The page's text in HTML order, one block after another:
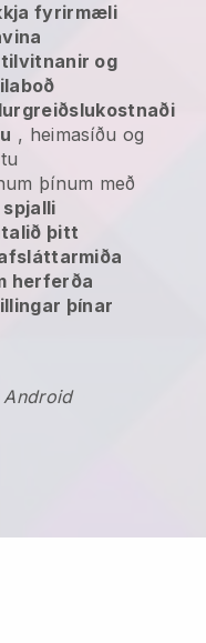
fyrirmæli
tilvitnanir og
, heimasíðu og
þínum með
þitt
herferða
þínar
Android